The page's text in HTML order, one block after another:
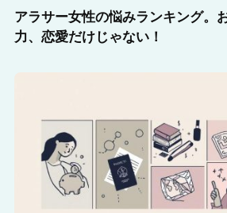
アラサー女性の悩みランキング。
力、恋愛だけじゃない！